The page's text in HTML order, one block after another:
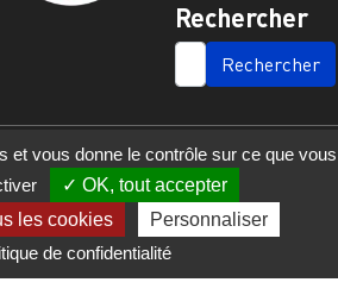
Rechercher
SEARCH
- Espaces et Sociétés
et vous donne le contrôle sur ce que vous
OK, tout accepter
les cookies
Personnaliser
de confidentialité